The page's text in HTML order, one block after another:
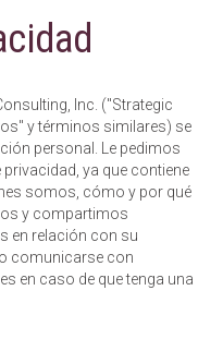
Inc. ("Strategic
y términos similares) se
personal. Le pedimos
privacidad, ya que contiene
somos, cómo y por qué
y compartimos
en relación con su
comunicarse con
en caso de que tenga una